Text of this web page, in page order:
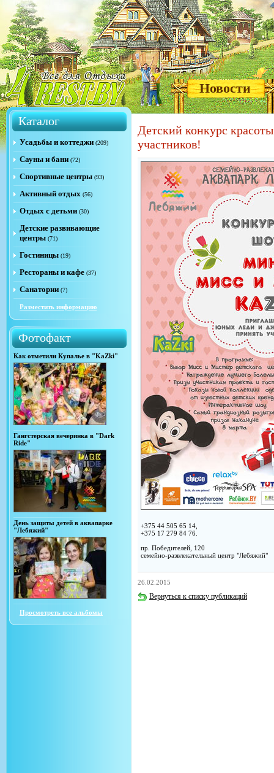
Новости
Каталог
Усадьбы и коттеджи (209)
Сауны и бани (72)
Спортивные центры (93)
Активный отдых (56)
Отдых с детьми (30)
Детские развивающие
центры (71)
Гостиницы (19)
Рестораны и кафе (37)
Санатории (7)
Разместить информацию
Фотофакт
Как отметили Купалье в "KaZki"
Гангстерская вечеринка в "Dark
Ride"
День защиты детей в аквапарке
"Лебяжий"
Просмотреть все альбомы
Детский конкурс
участников!
+375 44 505 65 14,
+375 17 279 84 76.
пр. Победителей, 120
семейно-развлекательный центр "Лебяжий"
26.02.2015
Вернуться к списку публикаций